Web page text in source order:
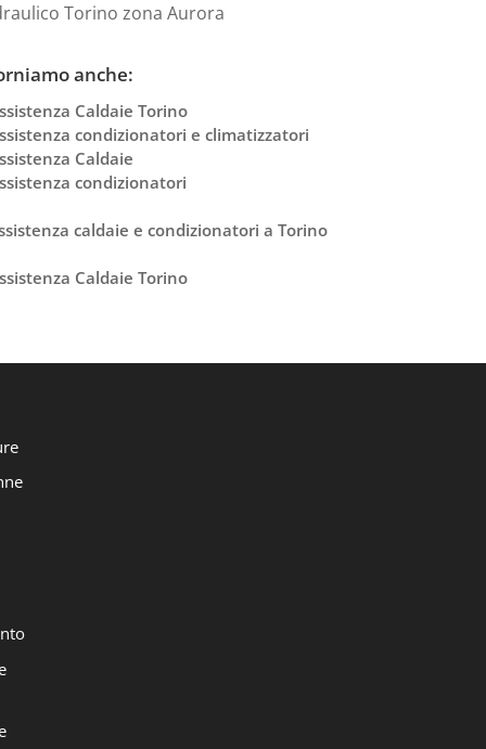
Torino zona Aurora
anche:
Caldaie Torino
condizionatori e climatizzatori
Caldaie
condizionatori
caldaie e condizionatori a Torino
Caldaie Torino